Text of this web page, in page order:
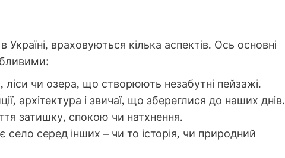
враховуються кілька аспектів. Ось основні
ліси чи озера, що створюють незабутні пейзажі.
архітектура і звичаї, що збереглися до наших днів.
затишку, спокою чи натхнення.
село серед інших – чи то історія, чи природний